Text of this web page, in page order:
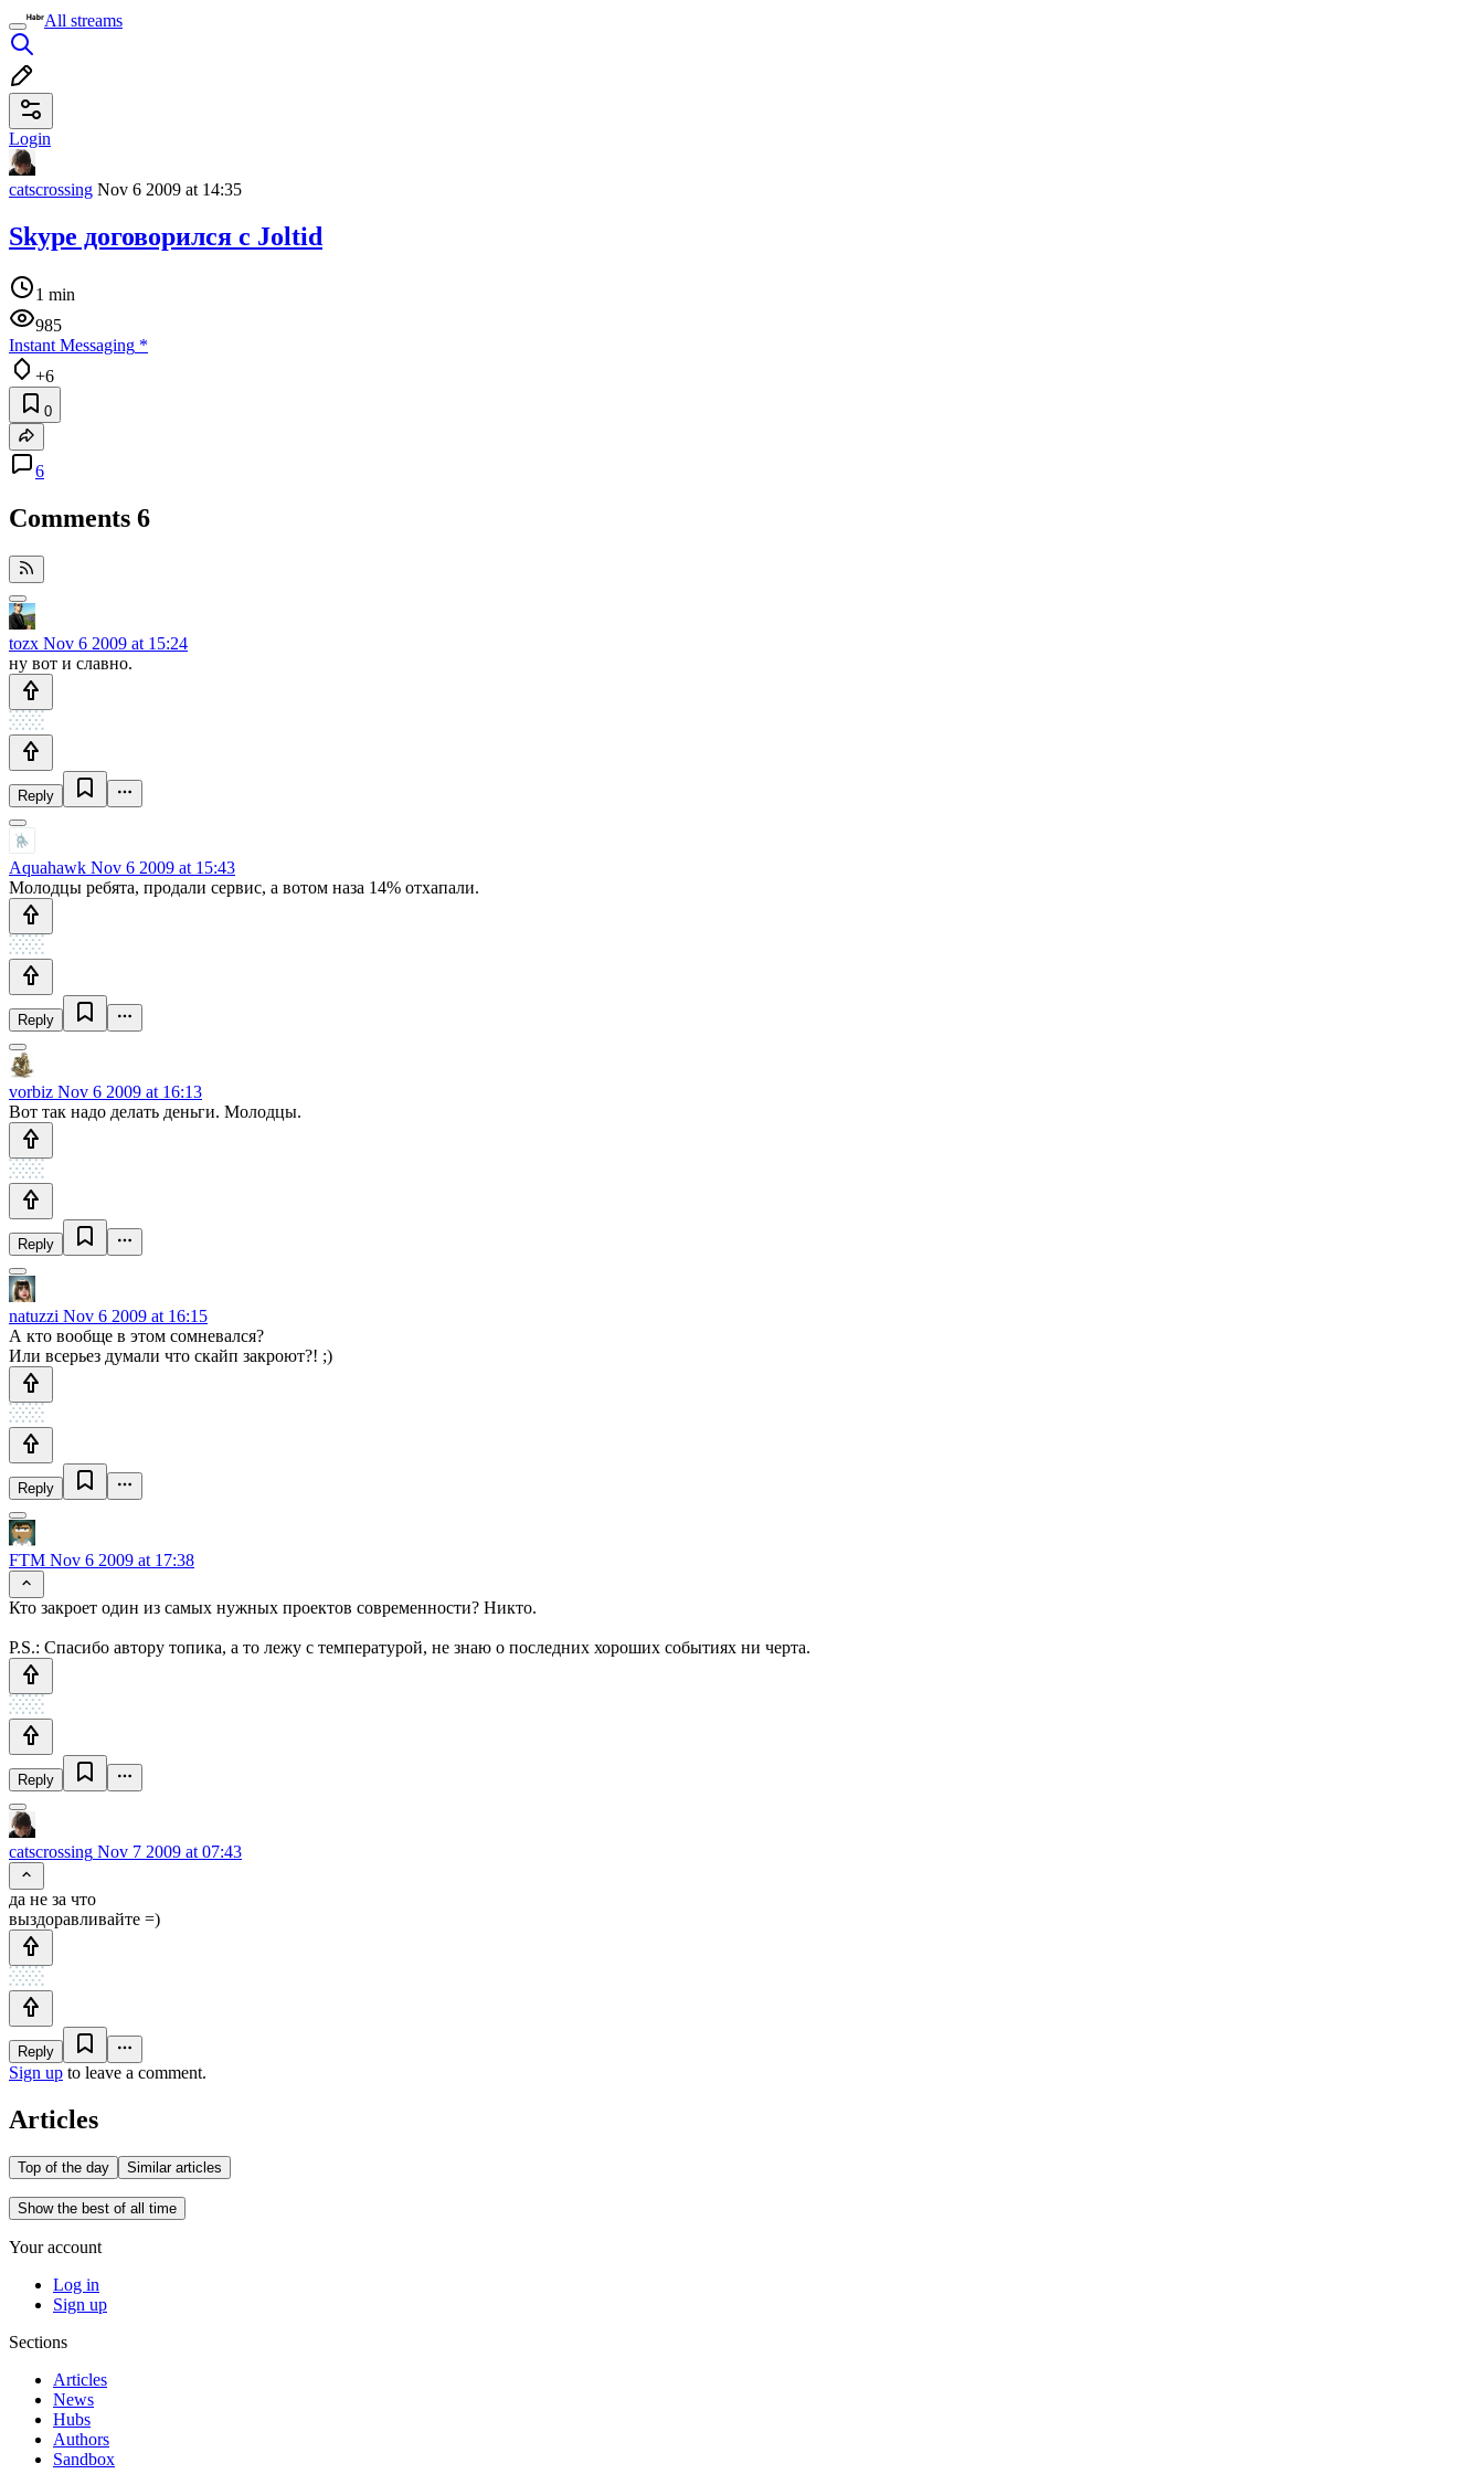
All streams
Login
catscrossing Nov 6 2009 at 14:35
Skype договорился с Joltid
1 min
985
Instant Messaging *
+6
0
6
Comments 6
tozx Nov 6 2009 at 15:24
ну вот и славно.
Reply
Aquahawk Nov 6 2009 at 15:43
Молодцы ребята, продали сервис, а вотом наза 14% отхапали.
Reply
vorbiz Nov 6 2009 at 16:13
Вот так надо делать деньги. Молодцы.
Reply
natuzzi Nov 6 2009 at 16:15
А кто вообще в этом сомневался?
Или всерьез думали что скайп закроют?! ;)
Reply
FTM Nov 6 2009 at 17:38
Кто закроет один из самых нужных проектов современности? Никто.
P.S.: Спасибо автору топика, а то лежу с температурой, не знаю о последних хороших событиях ни черта.
Reply
catscrossing Nov 7 2009 at 07:43
да не за что
выздоравливайте =)
Reply
Sign up to leave a comment.
Articles
Top of the day Similar articles
Show the best of all time
Your account
Log in
Sign up
Sections
Articles
News
Hubs
Authors
Sandbox